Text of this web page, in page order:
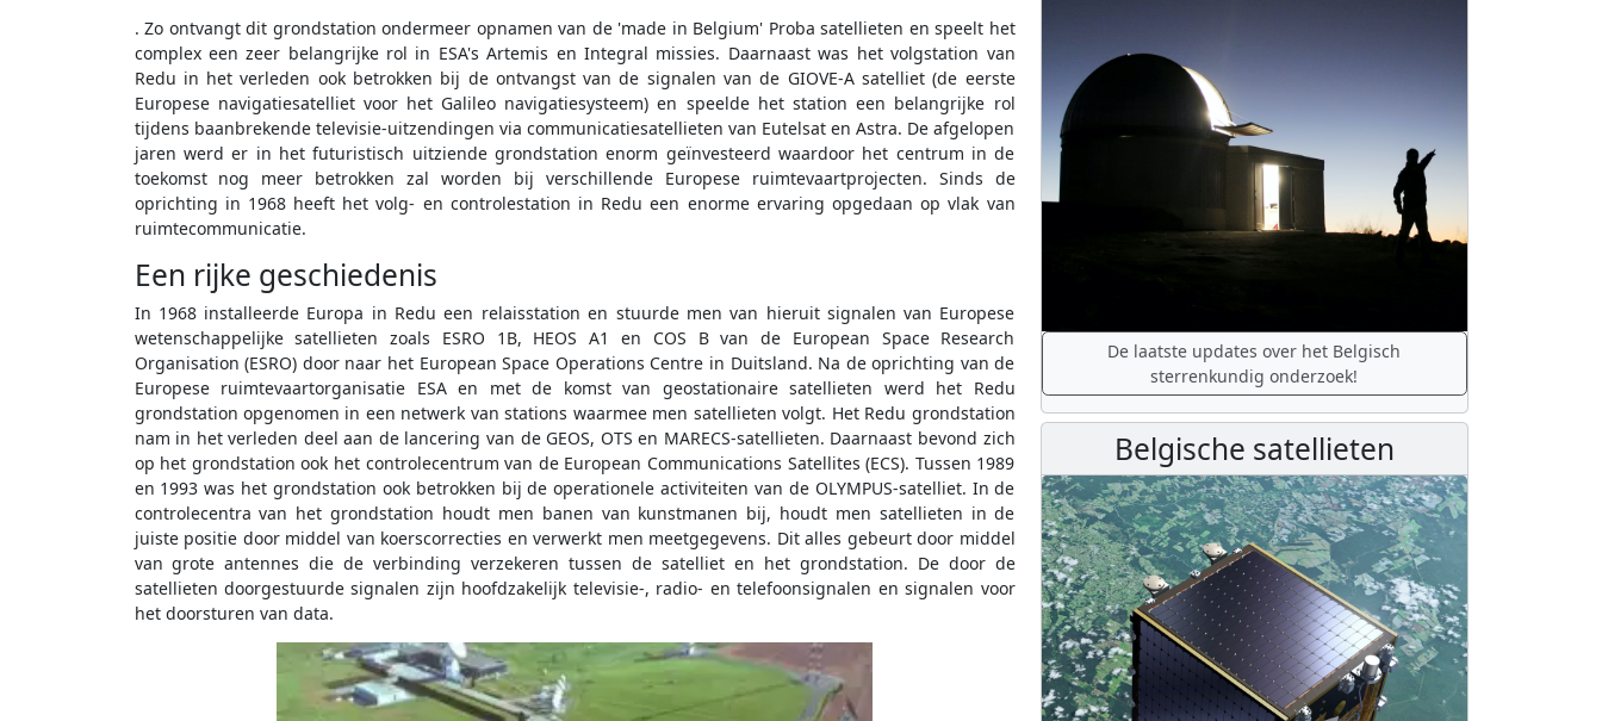
. Zo ontvangt dit grondstation ondermeer opnamen van de 'made in Belgium' Proba satellieten en speelt het
complex een zeer belangrijke rol in ESA's Artemis en Integral missies. Daarnaast was het volgstation van
Redu in het verleden ook betrokken bij de ontvangst van de signalen van de GIOVE-A satelliet (de eerste
Europese navigatiesatelliet voor het Galileo navigatiesysteem) en speelde het station een belangrijke rol
tijdens baanbrekende televisie-uitzendingen via communicatiesatellieten van Eutelsat en Astra. De afgelopen
jaren werd er in het futuristisch uitziende grondstation enorm geïnvesteerd waardoor het centrum in de
toekomst nog meer betrokken zal worden bij verschillende Europese ruimtevaartprojecten. Sinds de
oprichting in 1968 heeft het volg- en controlestation in Redu een enorme ervaring opgedaan op vlak van
ruimtecommunicatie.
Een rijke geschiedenis
In 1968 installeerde Europa in Redu een relaisstation en stuurde men van hieruit signalen van Europese
wetenschappelijke satellieten zoals ESRO 1B, HEOS A1 en COS B van de European Space Research
Organisation (ESRO) door naar het European Space Operations Centre in Duitsland. Na de oprichting van de
Europese ruimtevaartorganisatie ESA en met de komst van geostationaire satellieten werd het Redu
grondstation opgenomen in een netwerk van stations waarmee men satellieten volgt. Het Redu grondstation
nam in het verleden deel aan de lancering van de GEOS, OTS en MARECS-satellieten. Daarnaast bevond zich
op het grondstation ook het controlecentrum van de European Communications Satellites (ECS). Tussen 1989
en 1993 was het grondstation ook betrokken bij de operationele activiteiten van de OLYMPUS-satelliet. In de
controlecentra van het grondstation houdt men banen van kunstmanen bij, houdt men satellieten in de
juiste positie door middel van koerscorrecties en verwerkt men meetgegevens. Dit alles gebeurt door middel
van grote antennes die de verbinding verzekeren tussen de satelliet en het grondstation. De door de
satellieten doorgestuurde signalen zijn hoofdzakelijk televisie-, radio- en telefoonsignalen en signalen voor
het doorsturen van data.
De laatste updates over het Belgisch
sterrenkundig onderzoek!
Belgische satellieten